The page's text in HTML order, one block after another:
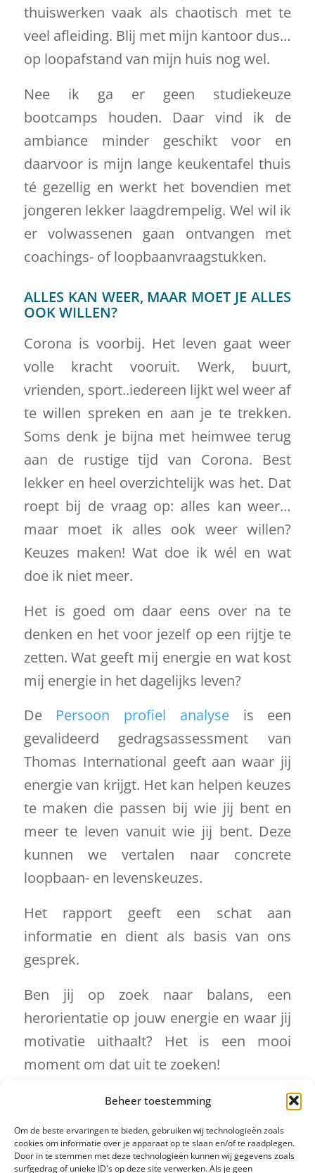
Beheer toestemming
Om de beste ervaringen te bieden, gebruiken wij technologieën zoals
cookies om informatie over je apparaat op te slaan en/of te raadplegen.
Door in te stemmen met deze technologieën kunnen wij gegevens zoals
surfgedrag of unieke ID's op deze site verwerken. Als je geen
thuiswerken vaak als chaotisch met te
veel afleiding. Blij met mijn kantoor dus…
op loopafstand van mijn huis nog wel.
Nee ik ga er geen studiekeuze
bootcamps houden. Daar vind ik de
ambiance minder geschikt voor en
daarvoor is mijn lange keukentafel thuis
té gezellig en werkt het bovendien met
jongeren lekker laagdrempelig. Wel wil ik
er volwassenen gaan ontvangen met
coachings- of loopbaanvraagstukken.
ALLES KAN WEER, MAAR MOET JE ALLES
OOK WILLEN?
Corona is voorbij. Het leven gaat weer
volle kracht vooruit. Werk, buurt,
vrienden, sport..iedereen lijkt wel weer af
te willen spreken en aan je te trekken.
Soms denk je bijna met heimwee terug
aan de rustige tijd van Corona. Best
lekker en heel overzichtelijk was het. Dat
roept bij de vraag op: alles kan weer…
maar moet ik alles ook weer willen?
Keuzes maken! Wat doe ik wél en wat
doe ik niet meer.
Het is goed om daar eens over na te
denken en het voor jezelf op een rijtje te
zetten. Wat geeft mij energie en wat kost
mij energie in het dagelijks leven?
De Persoon profiel analyseis een
gevalideerd gedragsassessment van
Thomas International geeft aan waar jij
energie van krijgt. Het kan helpen keuzes
te maken die passen bij wie jij bent en
meer te leven vanuit wie jij bent. Deze
kunnen we vertalen naar concrete
loopbaan- en levenskeuzes.
Het rapport geeft een schat aan
informatie en dient als basis van ons
gesprek.
Ben jij op zoek naar balans, een
herorientatie op jouw energie en waar jij
motivatie uithaalt? Het is een mooi
moment om dat uit te zoeken!
Nieuwsgierig? Neem gerust eens contact
Facebook
Twitter
LinkedIn